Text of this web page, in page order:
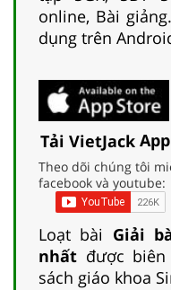
online, Bài
dụng trên
Tải VietJack
Theo dõi chúng tôi
facebook và youtube:
Loạt bài Giải
nhất được
sách giáo khoa